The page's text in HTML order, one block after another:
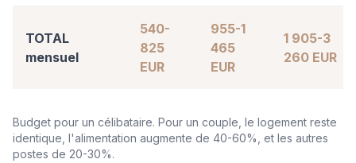
TOTAL
mensuel
540-
825
EUR
955-1
465
EUR
1 905-3
260 EUR
Budget pour un célibataire. Pour un couple, le logement reste
identique, l'alimentation augmente de 40-60%, et les autres
postes de 20-30%.